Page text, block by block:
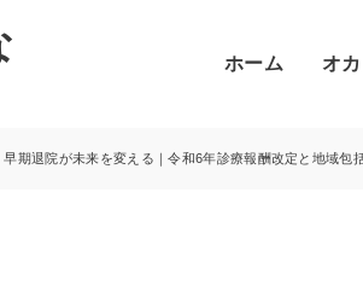
ホーム オ
期退院が未来を変える｜令和6年診療報酬改定と地域包